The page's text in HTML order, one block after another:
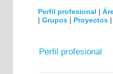
Perfil profesional |
| Grupos | Proyectos
Perfil profesional